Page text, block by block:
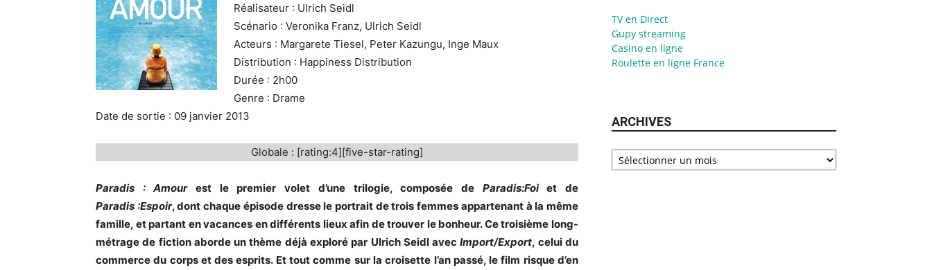
Réalisateur : Ulrich Seidl
Scénario : Veronika Franz, Ulrich Seidl
Acteurs : Margarete Tiesel, Peter Kazungu, Inge Maux
Distribution : Happiness Distribution
Durée : 2h00
Genre : Drame
Date de sortie : 09 janvier 2013
Globale : [rating:4][five-star-rating]
Paradis : Amourest le premier volet d’une trilogie, composée de Paradis:Foiet de
Paradis :Espoir, dont chaque épisode dresse le portrait de trois femmes appartenant à la même
famille, et partant en vacances en différents lieux afin de trouver le bonheur. Ce troisième long-
métrage de fiction aborde un thème déjà exploré par Ulrich Seidl avecImport/Export, celui du
commerce du corps et des esprits. Et tout comme sur la croisette l’an passé, le film risque d’en
TV en Direct
Gupy streaming
Casino en ligne
Roulette en ligne France
ARCHIVES
Archives